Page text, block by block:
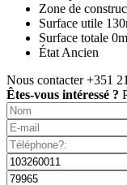
Zone de
Surface utile
Surface totale
État Ancien
Nous contacter +351
Êtes-vous intéressé ?